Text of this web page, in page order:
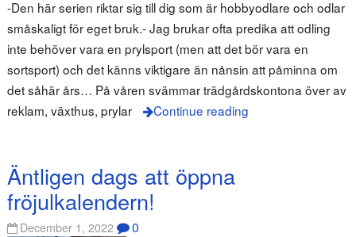
-Den här serien riktar sig till dig som är hobbyodlare och odlar
småskaligt för eget bruk.- Jag brukar ofta predika att odling
inte behöver vara en prylsport (men att det bör vara en
sortsport) och det känns viktigare än nånsin att påminna om
det såhär års… På våren svämmar trädgårdskontona över av
reklam, växthus, prylar
Continue reading
Äntligen dags att öppna
fröjulkalendern!
December 1, 2022 0